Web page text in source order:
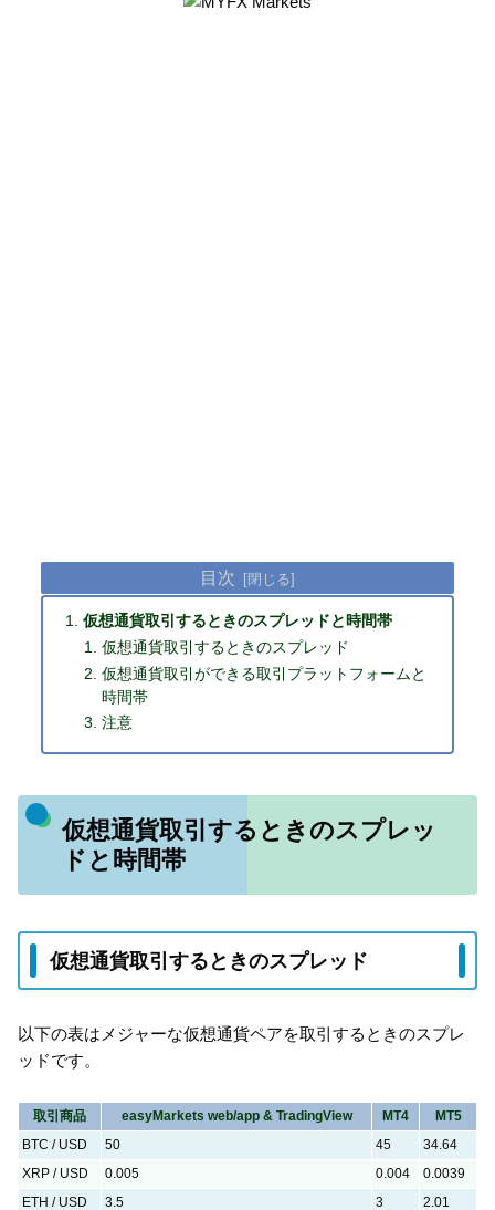
目次
仮想通貨取引するときのスプレッドと時間帯
仮想通貨取引するときのスプレッド
仮想通貨取引ができる取引プラットフォームと
時間帯
注意
仮想通貨取引するときのスプレッ
ドと時間帯
仮想通貨取引するときのスプレッド
以下の表はメジャーな仮想通貨ペアを取引するときのスプレ
ッドです。
取引商品 easyMarkets web/app & TradingView MT4
MT5
BTC / USD
50 45
34.64
XRP / USD
0.005 0.004
0.0039
ETH / USD
3.5 3 2.01